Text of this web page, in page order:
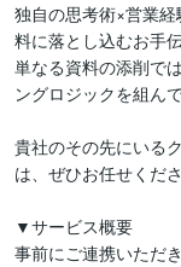
独自の思考術×営業
料に落とし込むお手
単なる資料の添削で
ングロジックを組ん
貴社のその先にいる
は、ぜひお任せくだ
▼サービス概要
事前にご連携いただ